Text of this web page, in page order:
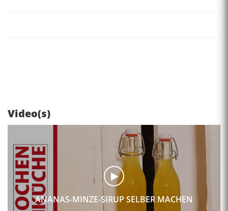
Video(s)
ANANAS-MINZE-SIRUP SELBER MACHEN